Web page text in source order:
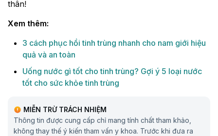
thân!
Xem thêm:
3 cách phục hồi tinh trùng nhanh cho nam giới hiệu
quả và an toàn
Uống nước gì tốt cho tinh trùng? Gợi ý 5 loại nước
tốt cho sức khỏe tinh trùng
MIỄN TRỪ TRÁCH NHIỆM
Thông tin được cung cấp chỉ mang tính chất tham khảo,
không thay thế ý kiến tham vấn y khoa. Trước khi đưa ra